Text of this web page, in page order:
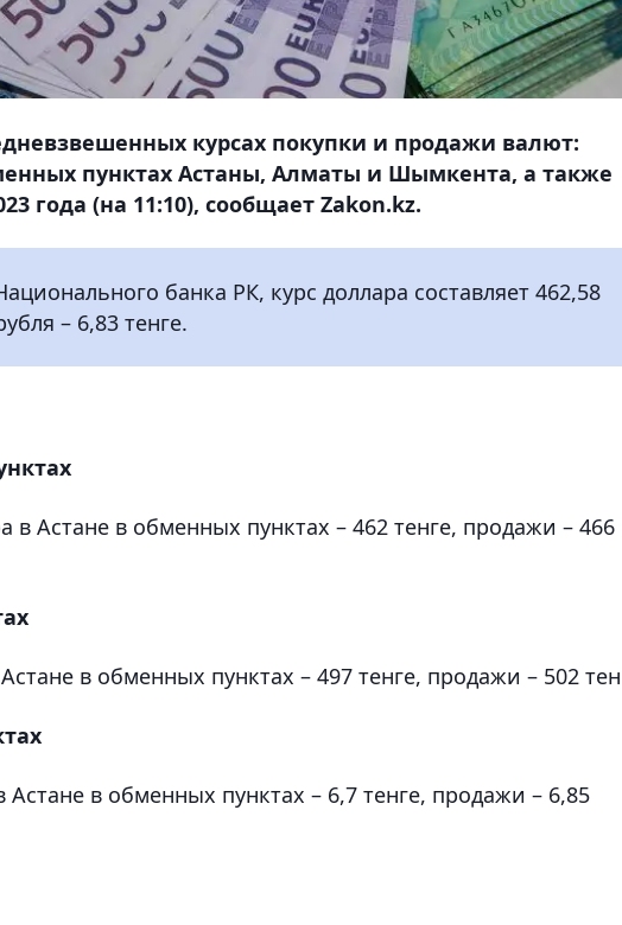
курсах покупки и продажи валют:
пунктах Астаны, Алматы и Шымкента, а также
года (на 11:10), сообщает Zakon.kz.
банка РК, курс доллара составляет 462,58
– 6,83 тенге.
в Астане в обменных пунктах – 462 тенге, продажи – 466
в обменных пунктах – 497 тенге, продажи – 502
в обменных пунктах – 6,7 тенге, продажи – 6,85